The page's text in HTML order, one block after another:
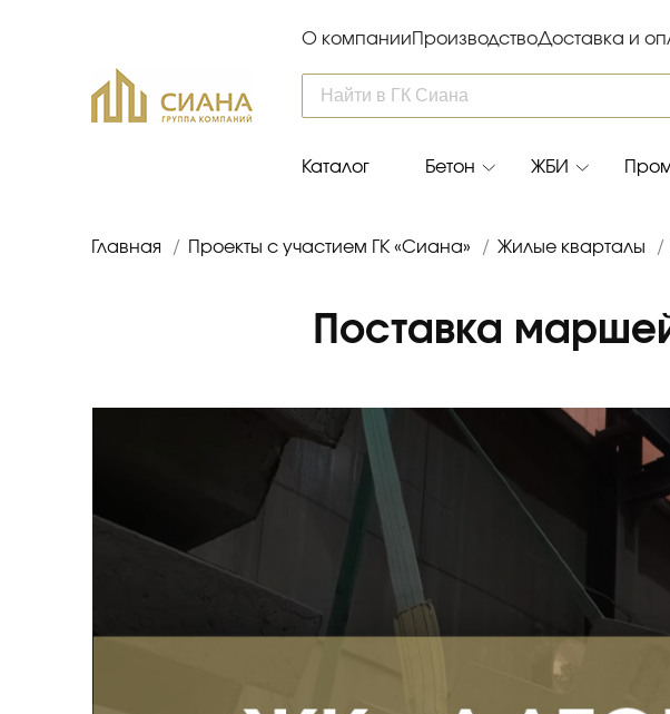
О компании ПроизводствоДоставка и
Каталог Бетон ЖБИ
Главная / Проекты с участием ГК «Сиана» / Жилые кварталы /
Поставка